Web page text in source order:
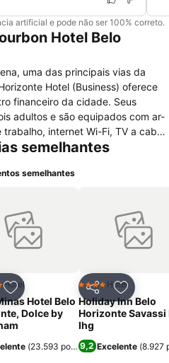
artificial e pode não ser 100% correto.
Hotel Belo
uma das principais vias da
Hotel (Business) oferece
da cidade. Seus
adultos e são equipados com ar-
internet Wi-Fi, TV a cabo
adaptados para hóspedes
ainda uma piscina ao
privativo pago. A diária já
completo. Para as outras
com um menu variado à la
meia hora.
semelhantes
semelhantes
Adicionar aos favoritos
Hotel
Hotel Belo
Dolce by
(23.593 pontuações)
Partilhar
4 EstrelasHotel
Holiday Inn Belo
Horizonte Savassi
Ihg
9,2 Excelente (8.927